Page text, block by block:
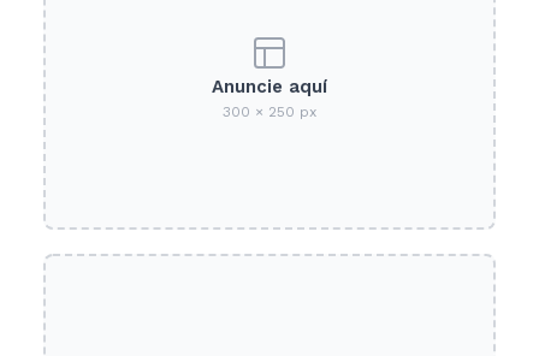
Anuncie aquí
300 × 250 px